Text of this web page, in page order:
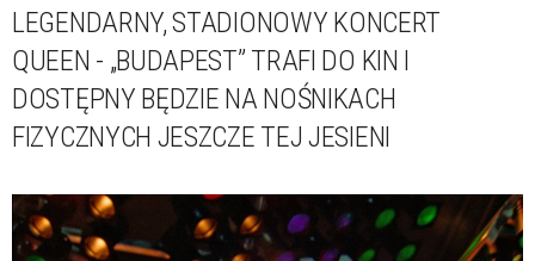
LEGENDARNY, STADIONOWY KONCERT
QUEEN - „BUDAPEST” TRAFI DO KIN I
DOSTĘPNY BĘDZIE NA NOŚNIKACH
FIZYCZNYCH JESZCZE TEJ JESIENI